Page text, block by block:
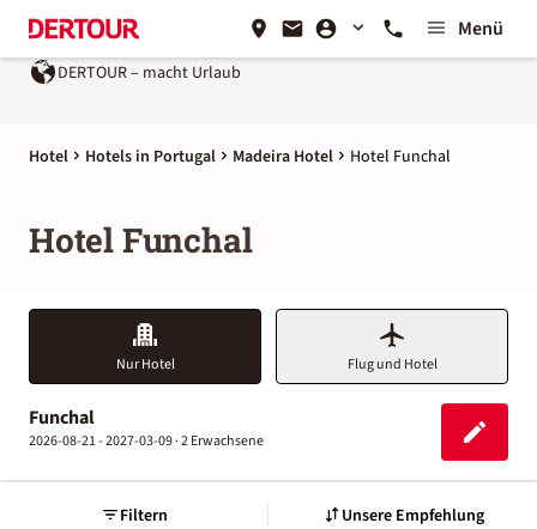
Menü
DERTOUR – macht Urlaub
Hotel Hotels in Portugal Madeira Hotel Hotel Funchal
Hotel Funchal
Nur Hotel Flug und Hotel
Funchal
2026-08-21 - 2027-03-09 ·2 Erwachsene
Filtern Unsere Empfehlung